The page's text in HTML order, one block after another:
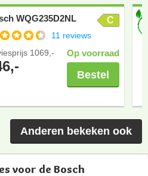
WQG235D2NL C
11 reviews
1069,- Op voorraad
Bestel
Anderen bekeken ook
voor de Bosch